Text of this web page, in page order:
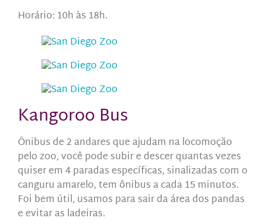
Horário: 10h às 18h.
Kangoroo Bus
Ônibus de 2 andares que ajudam na locomoção
pelo zoo, você pode subir e descer quantas vezes
quiser em 4 paradas específicas, sinalizadas com o
canguru amarelo, tem ônibus a cada 15 minutos.
Foi bem útil, usamos para sair da área dos pandas
e evitar as ladeiras.